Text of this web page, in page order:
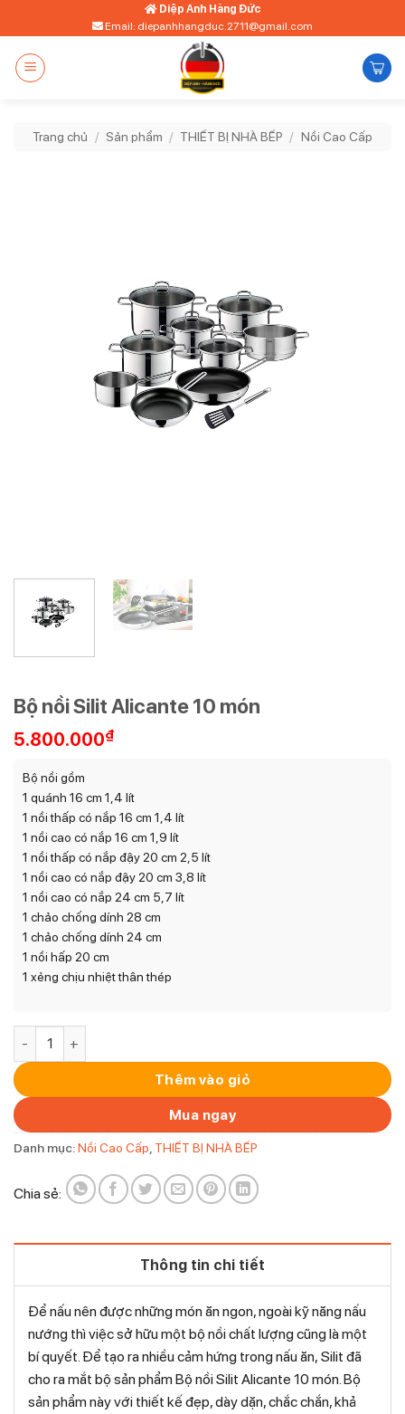
qua
dung
Diệp Anh Hàng Đức
Email: diepanhhangduc.2711@gmail.com
Trang chủ / Sản phẩm / THIẾT BỊ NHÀ BẾP / Nồi Cao Cấp
Bộ nồi Silit Alicante 10 món
5.800.000₫
Bộ nồi gồm
1 quánh 16 cm 1,4 lít
1 nồi thấp có nắp 16 cm 1,4 lít
1 nồi cao có nắp 16 cm 1,9 lít
1 nồi thấp có nắp đậy 20 cm 2,5 lít
1 nồi cao có nắp đậy 20 cm 3,8 lít
1 nồi cao có nắp 24 cm 5,7 lít
1 chảo chống dính 28 cm
1 chảo chống dính 24 cm
1 nồi hấp 20 cm
1 xẻng chịu nhiệt thân thép
Bộ nồi Silit Alicante 10 món số lượng
Thêm vào giỏ
Mua ngay
Danh mục:Nồi Cao Cấp THIẾT BỊ NHÀ BẾP
Chia sẻ:
Thông tin chi tiết
Để nấu nên được những món ăn ngon, ngoài kỹ năng nấu
nướng thì việc sở hữu một bộ nồi chất lượng cũng là một
bí quyết. Để tạo ra nhiều cảm hứng trong nấu ăn, Silit đã
cho ra mắt bộ sản phẩm Bộ nồi Silit Alicante 10 món. Bộ
sản phẩm này với thiết kế đẹp, dày dặn, chắc chắn, khả